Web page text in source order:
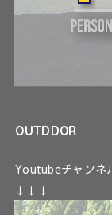
OUTDDOR
Youtubeチャンネ
↓↓↓